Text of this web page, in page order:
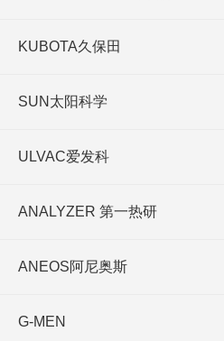
KUBOTA久保田
SUN太阳科学
ULVAC爱发科
ANALYZER 第一热研
ANEOS阿尼奥斯
G-MEN